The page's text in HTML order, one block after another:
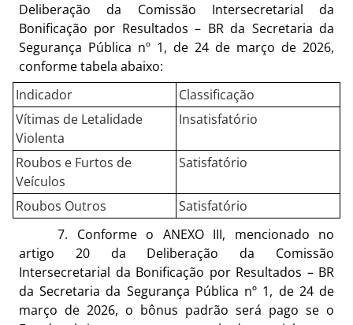
Deliberação da Comissão Intersecretarial da
Bonificação por Resultados – BR da Secretaria da
Segurança Pública nº 1, de 24 de março de 2026,
conforme tabela abaixo:
Indicador
Classificação
Vítimas de Letalidade
Violenta
Insatisfatório
Roubos e Furtos de
Veículos
Satisfatório
Roubos Outros
Satisfatório
7. Conforme o ANEXO III, mencionado no
artigo 20 da Deliberação da Comissão
Intersecretarial da Bonificação por Resultados – BR
da Secretaria da Segurança Pública nº 1, de 24 de
março de 2026, o bônus padrão será pago se o